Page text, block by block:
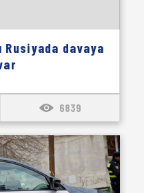
Rusiyada davaya
6839